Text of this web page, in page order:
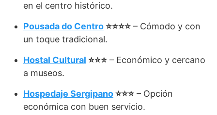
en el centro histórico.
Pousada do Centro⭐⭐⭐⭐ – Cómodo y con
un toque tradicional.
Hostal Cultural ⭐⭐⭐ – Económico y cercano
a museos.
Hospedaje Sergipano⭐⭐⭐ – Opción
económica con buen servicio.